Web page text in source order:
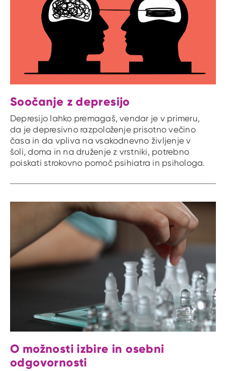
Soočanje z depresijo
Depresijo lahko premagaš, vendar je v primeru,
da je depresivno razpoloženje prisotno večino
časa in da vpliva na vsakodnevno življenje v
šoli, doma in na druženje z vrstniki, potrebno
poiskati strokovno pomoč psihiatra in psihologa.
O možnosti izbire in osebni
odgovornosti